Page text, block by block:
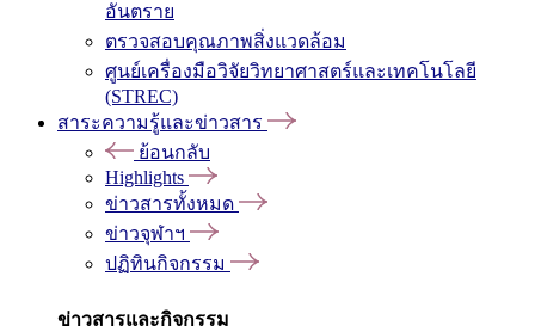
อันตราย
ตรวจสอบคุณภาพสิ่งแวดล้อม
ศูนย์เครื่องมือวิจัยวิทยาศาสตร์และเทคโนโลยี
(STREC)
สาระความรู้และข่าวสาร
ย้อนกลับ
Highlights
ข่าวสารทั้งหมด
ข่าวจุฬาฯ
ปฏิทินกิจกรรม
ข่าวสารและกิจกรรม